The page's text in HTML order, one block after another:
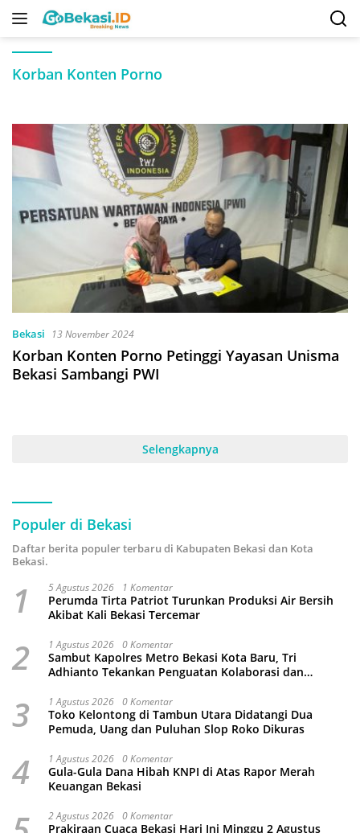
Langsung
Korban Konten Porno
Bekasi 13 November 2024
Korban Konten Porno Petinggi Yayasan Unisma
Bekasi Sambangi PWI
Selengkapnya
Populer di Bekasi
Daftar berita populer terbaru di Kabupaten Bekasi dan Kota
Bekasi.
1 5 Agustus 2026 1 Komentar
Perumda Tirta Patriot Turunkan Produksi Air Bersih
Akibat Kali Bekasi Tercemar
2 1 Agustus 2026 0 Komentar
Sambut Kapolres Metro Bekasi Kota Baru, Tri
Adhianto Tekankan Penguatan Kolaborasi dan
3 1 Agustus 2026 0 Komentar
Toko Kelontong di Tambun Utara Didatangi Dua
Pemuda, Uang dan Puluhan Slop Roko Dikuras
4 1 Agustus 2026 0 Komentar
Gula-Gula Dana Hibah KNPI di Atas Rapor Merah
Keuangan Bekasi
2 Agustus 2026 0 Komentar
Prakiraan Cuaca Bekasi Hari Ini Minggu 2 Agustus